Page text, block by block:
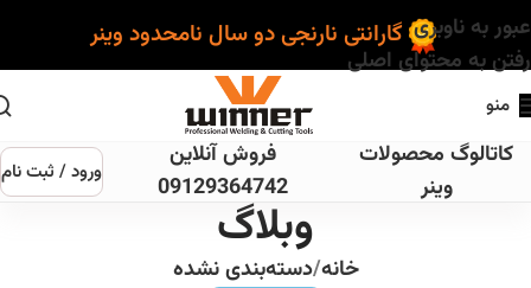
عبور به ناوبری
رفتن به محتوای اصلی
گارانتی نارنجی دو سال نامحدود وینر
منو
کاتالوگ محصولات
وینر
فروش آنلاین
09129364742
ورود / ثبت نام
وبلاگ
خانه دسته‌بندی نشده